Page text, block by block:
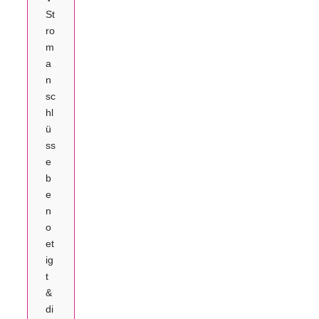
St
ro
m
a
n
sc
hl
ü
ss
e
b
e
n
o
et
ig
t
&
di